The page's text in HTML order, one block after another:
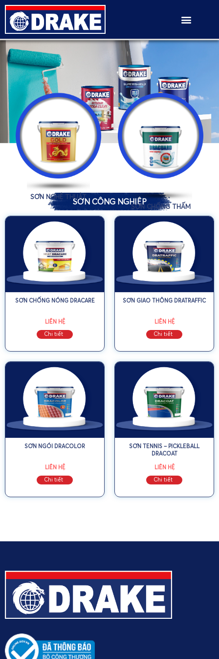
SƠN NGHỆ THUẬT
SƠN CHỐNG THẤM
SƠN CÔNG NGHIỆP
SƠN CHỐNG NÓNG DRACARE
LIÊN HỆ
Chi tiết
SƠN GIAO THÔNG DRATRAFFIC
LIÊN HỆ
Chi tiết
SƠN NGÓI DRACOLOR
LIÊN HỆ
Chi tiết
SƠN TENNIS – PICKLEBALL
DRACOAT
LIÊN HỆ
Chi tiết